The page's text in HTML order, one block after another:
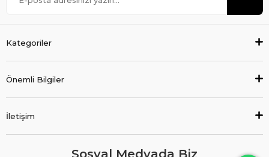
Kategoriler
Önemli Bilgiler
İletişim
Sosyal Medyada Biz